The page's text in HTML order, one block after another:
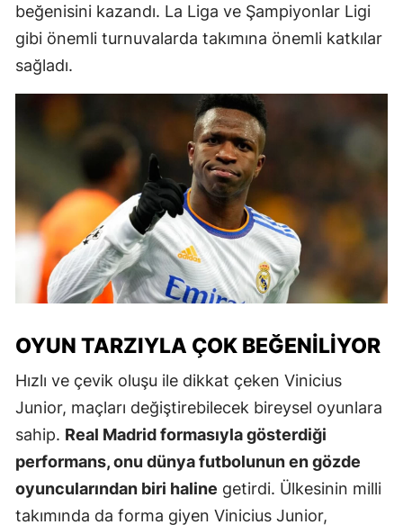
beğenisini kazandı. La Liga ve Şampiyonlar Ligi
gibi önemli turnuvalarda takımına önemli katkılar
sağladı.
OYUN TARZIYLA ÇOK BEĞENILIYOR
Hızlı ve çevik oluşu ile dikkat çeken Vinicius
Junior, maçları değiştirebilecek bireysel oyunlara
sahip. Real Madrid formasıyla gösterdiği
performans, onu dünya futbolunun en gözde
oyuncularından biri haline getirdi. Ülkesinin milli
takımında da forma giyen Vinicius Junior,